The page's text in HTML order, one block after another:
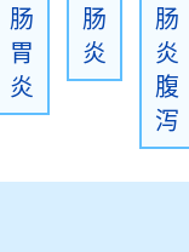
肠
胃
炎
肠
炎
肠
炎
腹
泻